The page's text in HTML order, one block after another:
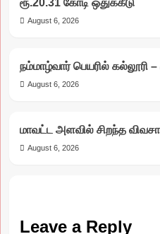
ரூ.20.31 கோடி ஒதுக்கீடு
August 6, 2026
நம்மாழ்வார் பெயரில் கல்லூரி –
August 6, 2026
மாவட்ட அளவில் சிறந்த
August 6, 2026
Leave a Reply